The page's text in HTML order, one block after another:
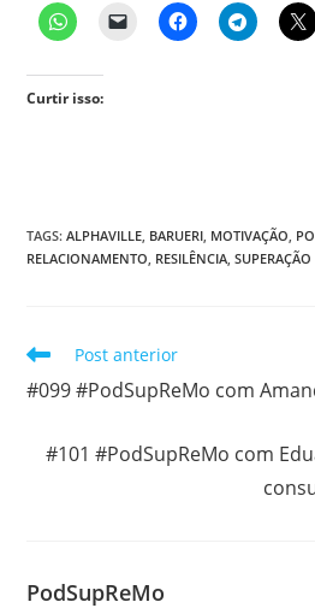
Curtir isso:
TAGS:ALPHAVILLE BARUERI MOTIVAÇÃO
RELACIONAMENTO RESILÊNCIA SUPERAÇÃO
Leia
artigos
Post anterior
#099 #PodSupReMo com
#101 #PodSupReMo com
PodSupReMo